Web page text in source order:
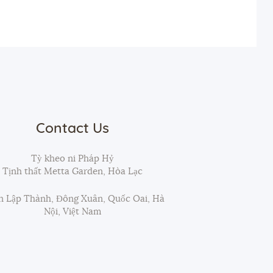
Contact Us
Tỳ kheo ni Pháp Hỷ
Tịnh thất Metta Garden, Hòa Lạc
Lập Thành, Đông Xuân, Quốc Oai, Hà
Nội, Việt Nam